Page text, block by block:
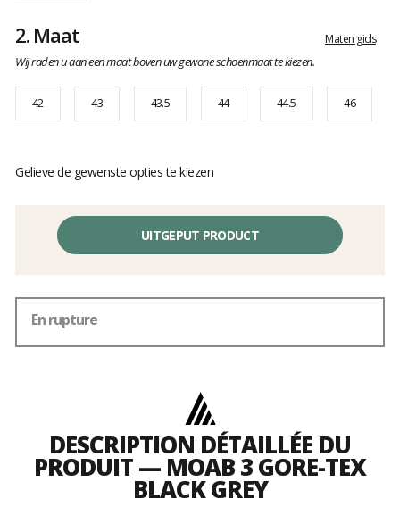
2.Maat Maten gids
Wij raden u aan een maat boven uw gewone schoenmaat te kiezen.
42 43 43.5 44 44.5 46
Gelieve de gewenste opties te kiezen
UITGEPUT PRODUCT
En rupture
DESCRIPTION DÉTAILLÉE DU
PRODUIT — MOAB 3 GORE-TEX
BLACK GREY